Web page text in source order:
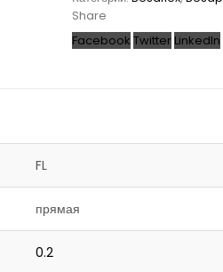
Share
Facebook Twitter LinkedIn
FL
прямая
0.2